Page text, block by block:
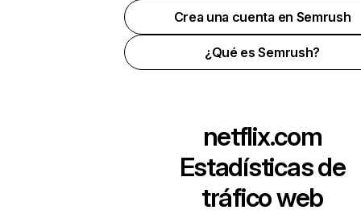
Crea una cuenta en Semrush
¿Qué es Semrush?
netflix.com
Estadísticas de
tráfico web